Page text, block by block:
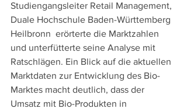
Studiengangsleiter Retail Management,
Duale Hochschule Baden-Württemberg
Heilbronn  erörterte die Marktzahlen
und unterfütterte seine Analyse mit
Ratschlägen. Ein Blick auf die aktuellen
Marktdaten zur Entwicklung des Bio-
Marktes macht deutlich, dass der
Umsatz mit Bio-Produkten in